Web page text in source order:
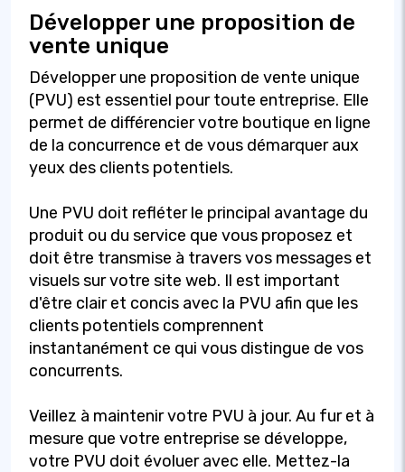
Développer une proposition de
vente unique
Développer une proposition de vente unique
(PVU) est essentiel pour toute entreprise. Elle
permet de différencier votre boutique en ligne
de la concurrence et de vous démarquer aux
yeux des clients potentiels.
Une PVU doit refléter le principal avantage du
produit ou du service que vous proposez et
doit être transmise à travers vos messages et
visuels sur votre site web. Il est important
d'être clair et concis avec la PVU afin que les
clients potentiels comprennent
instantanément ce qui vous distingue de vos
concurrents.
Veillez à maintenir votre PVU à jour. Au fur et à
mesure que votre entreprise se développe,
votre PVU doit évoluer avec elle. Mettez-la